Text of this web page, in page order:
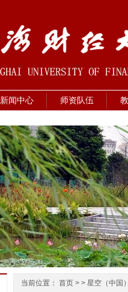
新闻中心 师资队伍
当前位置： 首页 > > 星空（中国